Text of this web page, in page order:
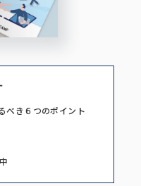
べき６つのポイント